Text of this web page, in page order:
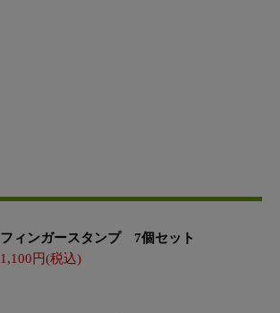
フィンガースタンプ 7個セット
1,100